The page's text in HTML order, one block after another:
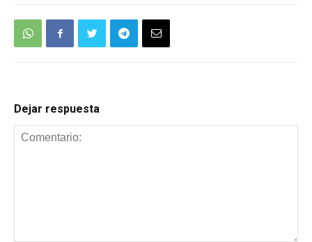
Dejar respuesta